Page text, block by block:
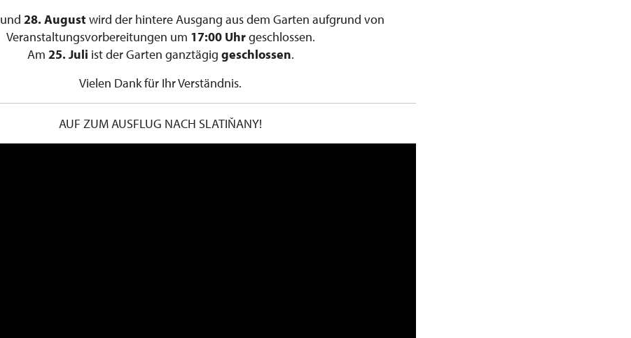
und 28. Augustwird der hintere Ausgang aus dem Garten aufgrund von
Veranstaltungsvorbereitungen um 17:00 Uhrgeschlossen.
Am 25. Juli ist der Garten ganztägig geschlossen.
Vielen Dank für Ihr Verständnis.
AUF ZUM AUSFLUG NACH SLATIŇANY!